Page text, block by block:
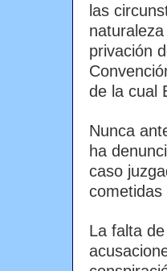
las
privación
de la cual
Nunca
ha
caso
cometidas
La falta